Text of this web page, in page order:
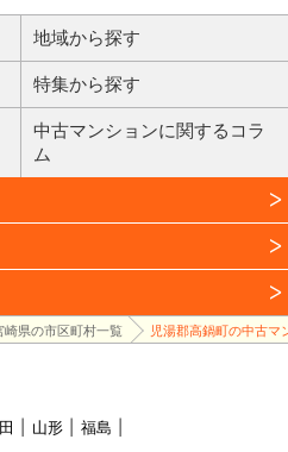
地域から探す
特集から探す
中古マンションに関するコラ
ム
崎県の市区町村一覧 児湯郡高鍋町の中古マ
山形
福島